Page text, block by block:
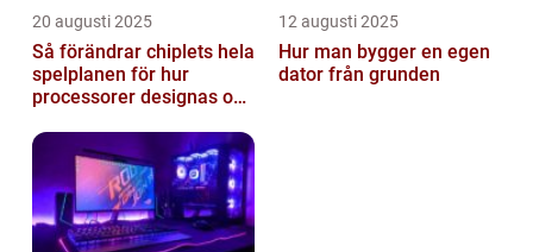
20 augusti 2025
Så förändrar chiplets hela
spelplanen för hur
processorer designas och
12 augusti 2025
Hur man bygger en egen
dator från grunden